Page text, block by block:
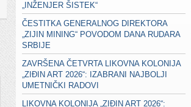
„INŽENJER ŠISTEK“
ČESTITKA GENERALNOG DIREKTORA
„ZIJIN MINING“ POVODOM DANA RUDARA
SRBIJE
ZAVRŠENA ČETVRTA LIKOVNA KOLONIJA
„ZIĐIN ART 2026“: IZABRANI NAJBOLJI
UMETNIČKI RADOVI
LIKOVNA KOLONIJA „ZIĐIN ART 2026“: